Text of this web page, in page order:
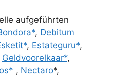
aufgeführten
, Debitum
, Estateguru*,
Geldvoorelkaar*,
, Nectaro*,